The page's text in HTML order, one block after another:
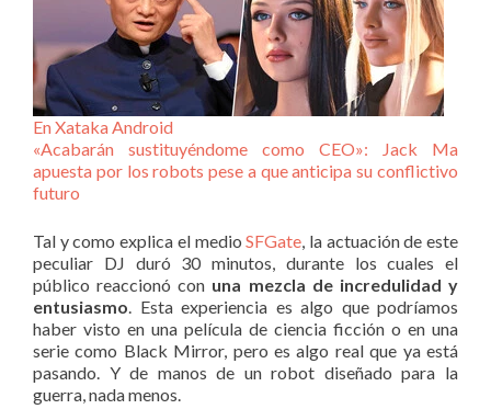
En Xataka Android
«Acabarán sustituyéndome como CEO»: Jack Ma
apuesta por los robots pese a que anticipa su conflictivo
futuro
Tal y como explica el medioSFGate , la actuación de este
peculiar DJ duró 30 minutos, durante los cuales el
público reaccionó con una mezcla de incredulidad y
entusiasmo . Esta experiencia es algo que podríamos
haber visto en una película de ciencia ficción o en una
serie como Black Mirror, pero es algo real que ya está
pasando. Y de manos de un robot diseñado para la
guerra, nada menos.